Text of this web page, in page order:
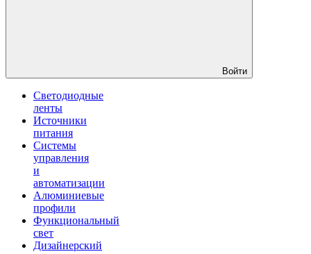
Войти
Светодиодные
ленты
Источники
питания
Системы
управления
и
автоматизации
Алюминиевые
профили
Функциональный
свет
Дизайнерский